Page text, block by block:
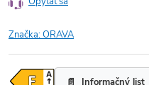
Značka:ORAVA
Informačný list